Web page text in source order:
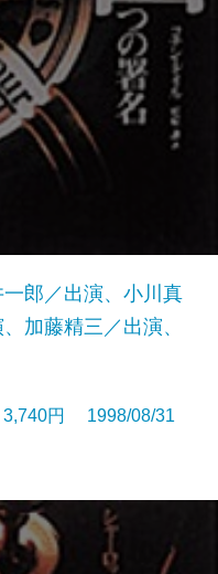
郎／出演、小川真
加藤精三／出演、
円 1998/08/31